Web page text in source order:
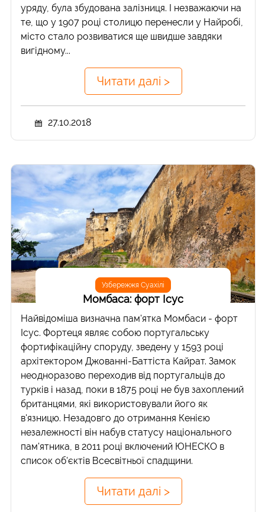
уряду, була збудована залізниця. І незважаючи на
те, що у 1907 році столицю перенесли у Найробі,
місто стало розвиватися ще швидше завдяки
вигідному...
Читати далі >
27.10.2018
Узбережжя Суахілі
Момбаса: форт Ісус
Найвідоміша визначна пам'ятка Момбаси - форт
Ісус. Фортеця являє собою португальську
фортифікаційну споруду, зведену у 1593 році
архітектором Джованні-Баттіста Кайрат. Замок
неодноразово переходив від португальців до
турків і назад, поки в 1875 році не був захоплений
британцями, які використовували його як
в'язницю. Незадовго до отримання Кенією
незалежності він набув статусу національного
пам'ятника, в 2011 році включений ЮНЕСКО в
список об'єктів Всесвітньої спадщини.
Читати далі >